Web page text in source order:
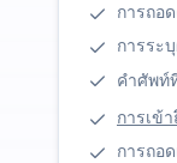
การถอ
การระ
คำศัพท์
การเข้
การถอ